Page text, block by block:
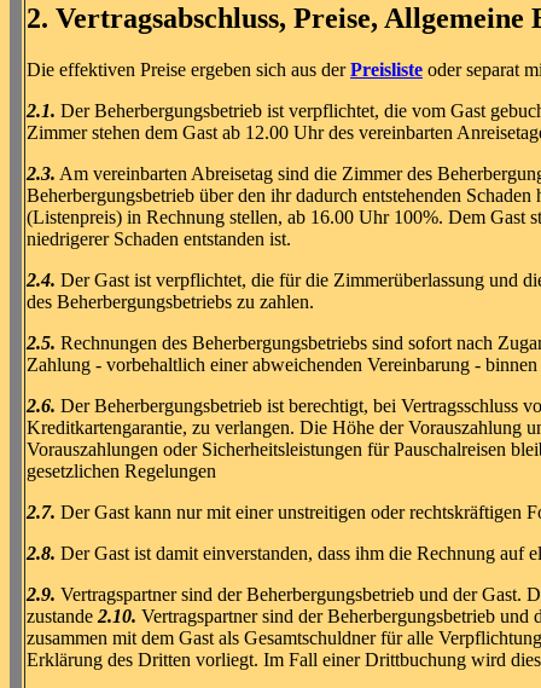
2. Vertragsabschluss, Preise, Allgemeine
Die effektiven Preise ergeben sich aus derPreisliste oder separat
2.1. Der Beherbergungsbetrieb ist verpflichtet, die vom Gast
Zimmer stehen dem Gast ab 12.00 Uhr des vereinbarten
2.3. Am vereinbarten Abreisetag sind die Zimmer des
Beherbergungsbetrieb über den ihr dadurch entstehenden
(Listenpreis) in Rechnung stellen, ab 16.00 Uhr 100%. Dem Gast
niedrigerer Schaden entstanden ist.
2.4. Der Gast ist verpflichtet, die für die Zimmerüberlassung und
des Beherbergungsbetriebs zu zahlen.
2.5. Rechnungen des Beherbergungsbetriebs sind sofort nach
Zahlung - vorbehaltlich einer abweichenden Vereinbarung -
2.6. Der Beherbergungsbetrieb ist berechtigt, bei Vertragsschluss
Kreditkartengarantie, zu verlangen. Die Höhe der Vorauszahlung
Vorauszahlungen oder Sicherheitsleistungen für Pauschalreisen
gesetzlichen Regelungen
2.7. Der Gast kann nur mit einer unstreitigen oder rechtskräftigen
2.8. Der Gast ist damit einverstanden, dass ihm die Rechnung auf
2.9. Vertragspartner sind der Beherbergungsbetrieb und der Gast.
zustande 2.10. Vertragspartner sind der Beherbergungsbetrieb
zusammen mit dem Gast als Gesamtschuldner für alle
Erklärung des Dritten vorliegt. Im Fall einer Drittbuchung wird